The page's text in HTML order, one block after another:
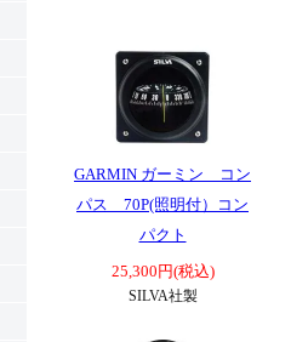
GARMIN ガーミン コン
パス 70P(照明付）コン
パクト
25,300円(税込)
SILVA社製